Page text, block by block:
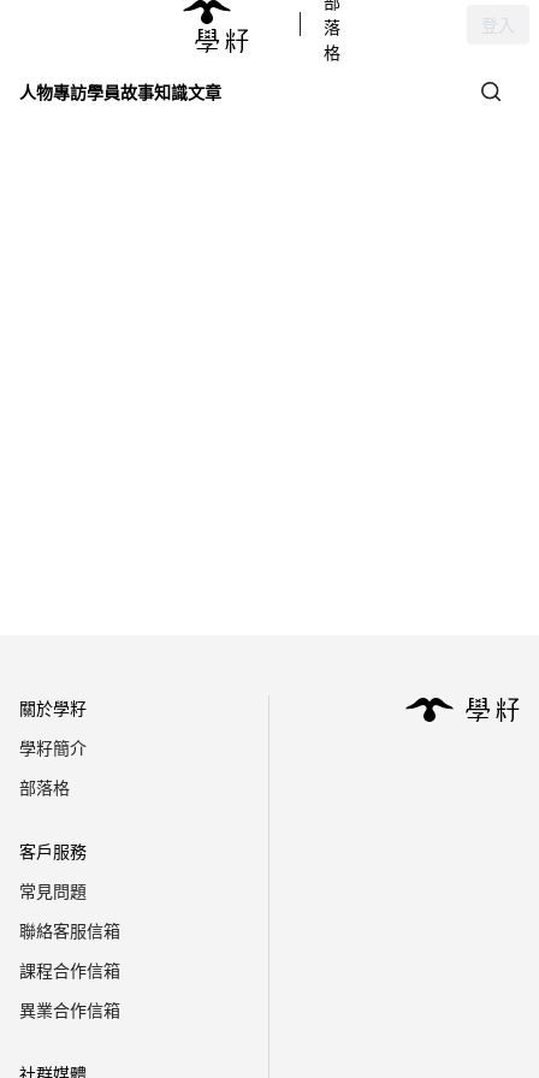
登入
落
格
人物專訪學員故事知識文章
關於學籽
學籽簡介
部落格
客戶服務
常見問題
聯絡客服信箱
課程合作信箱
異業合作信箱
社群媒體